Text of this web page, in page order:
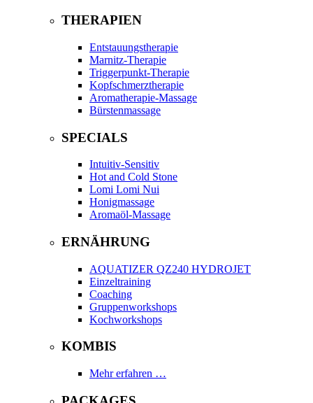
THERAPIEN
Entstauungstherapie
Marnitz-Therapie
Triggerpunkt-Therapie
Kopfschmerztherapie
Aromatherapie-Massage
Bürstenmassage
SPECIALS
Intuitiv-Sensitiv
Hot and Cold Stone
Lomi Lomi Nui
Honigmassage
Aromaöl-Massage
ERNÄHRUNG
AQUATIZER QZ240 HYDROJET
Einzeltraining
Coaching
Gruppenworkshops
Kochworkshops
KOMBIS
Mehr erfahren …